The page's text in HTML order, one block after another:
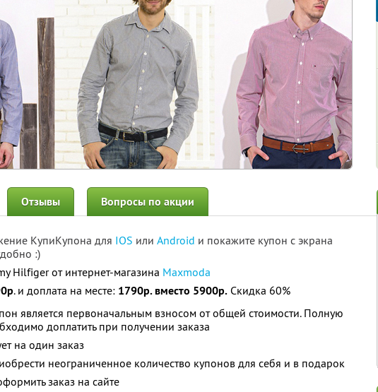
Отзывы Вопросы по акции
КупиКупона для IOS или Android и покажите купон с экрана
:)
Hilfiger от интернет-магазина Maxmoda
. и доплата на месте: 1790р. вместо 5900р. Скидка 60%
является первоначальным взносом от общей стоимости. Полную
доплатить при получении заказа
на один заказ
неограниченное количество купонов для себя и в подарок
заказ на сайте